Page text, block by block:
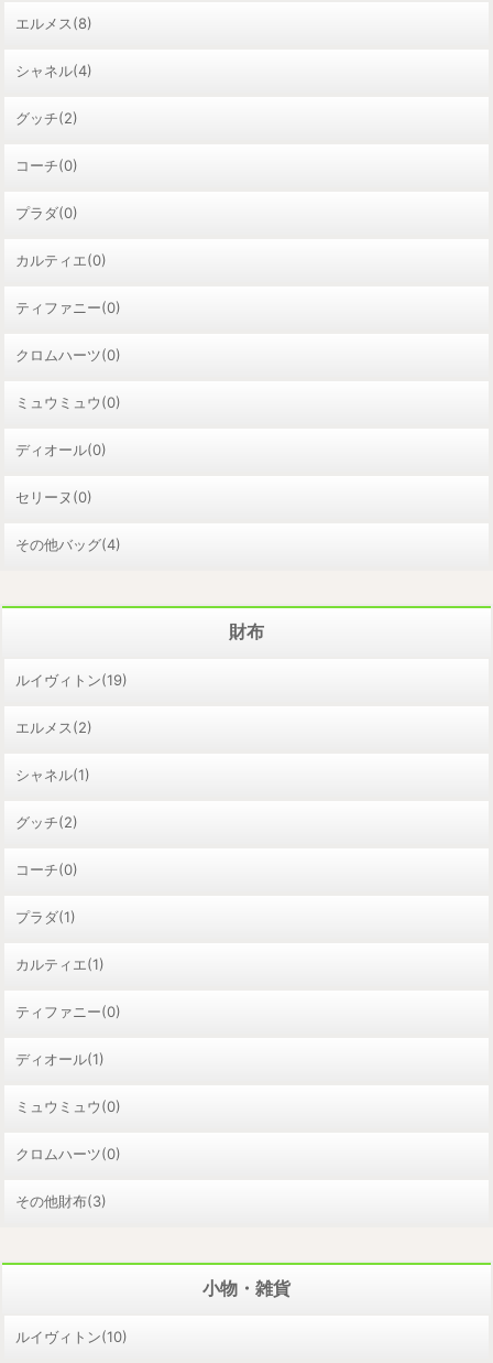
エルメス(8)
シャネル(4)
グッチ(2)
コーチ(0)
プラダ(0)
カルティエ(0)
ティファニー(0)
クロムハーツ(0)
ミュウミュウ(0)
ディオール(0)
セリーヌ(0)
その他バッグ(4)
財布
ルイヴィトン(19)
エルメス(2)
シャネル(1)
グッチ(2)
コーチ(0)
プラダ(1)
カルティエ(1)
ティファニー(0)
ディオール(1)
ミュウミュウ(0)
クロムハーツ(0)
その他財布(3)
小物・雑貨
ルイヴィトン(10)